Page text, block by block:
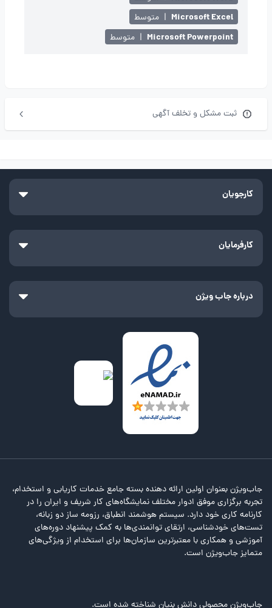
Microsoft Excel
| متوسط
Microsoft Powerpoint
| متوسط
ثبت مشکل و تخلف آگهی
کارجویان
کارفرمایان
درباره جاب ویژن
جاب‌ویژن بعنوان اولین ارائه دهنده بسته جامع خدمات کاریابی و استخدام،
تجربه برگزاری موفق ادوار مختلف نمایشگاه‌های کار شریف و ایران را در
کارنامه کاری خود دارد. سیستم هوشمند انطباق، رزومه ساز دو زبانه،
تست‌های خودشناسی، ارتقای توانمندی‌ها به کمک پیشنهاد دوره‌های
آموزشی و همکاری با معتبرترین سازمان‌ها برای استخدام از ویژگی‌های
متمایز جاب‌ویژن است.
جاب‌ویژن محصولی دانش بنیان شناخته شده است.